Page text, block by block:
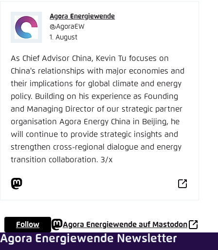
Agora Energiewende
@AgoraEW
1. August
As Chief Advisor China, Kevin Tu focuses on
China's relationships with major economies and
their implications for global climate and energy
policy. Building on his experience as Founding
and Managing Director of our strategic partner
organisation Agora Energy China in Beijing, he
will continue to provide strategic insights and
strengthen cross-regional dialogue and energy
transition collaboration. 3/x
Follow Agora Energiewende auf Mastodon
Agora Energiewende Newsletter